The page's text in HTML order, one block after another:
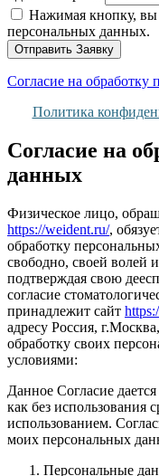
Нажимая кнопку, вы
персональных данных.
Отправить Заявку
Согласие на обработку
Политика
Согласие на
данных
Физическое лицо,
https://weident.ru/,
обработку
свободно, своей волей
подтверждая свою
согласие
принадлежит сайт
адресу Россия,
обработку своих
условиями:
Данное Согласие
как без использования
использованием.
моих персональных
Персональные